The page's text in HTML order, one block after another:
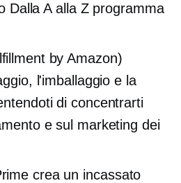
Dalla A alla Zprogramma
by Amazon)
l'imballaggio e la
di concentrarti
e sul marketing dei
crea un incassato